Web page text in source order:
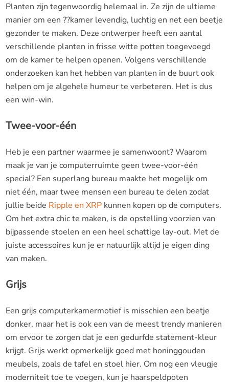
Planten zijn tegenwoordig helemaal in. Ze zijn de ultieme
manier om een ??kamer levendig, luchtig en net een beetje
gezonder te maken. Deze ontwerper heeft een aantal
verschillende planten in frisse witte potten toegevoegd
om de kamer te helpen openen. Volgens verschillende
onderzoeken kan het hebben van planten in de buurt ook
helpen om je algehele humeur te verbeteren. Het is dus
een win-win.
Twee-voor-één
Heb je een partner waarmee je samenwoont? Waarom
maak je van je computerruimte geen twee-voor-één
special? Een superlang bureau maakte het mogelijk om
niet één, maar twee mensen een bureau te delen zodat
jullie beide Ripple en XRPkunnen kopen op de computers.
Om het extra chic te maken, is de opstelling voorzien van
bijpassende stoelen en een heel schattige lay-out. Met de
juiste accessoires kun je er natuurlijk altijd je eigen ding
van maken.
Grijs
Een grijs computerkamermotief is misschien een beetje
donker, maar het is ook een van de meest trendy manieren
om ervoor te zorgen dat je een gedurfde statement-kleur
krijgt. Grijs werkt opmerkelijk goed met honinggouden
meubels, zoals de tafel en stoel hier. Om nog een vleugje
moderniteit toe te voegen, kun je haarspeldpoten